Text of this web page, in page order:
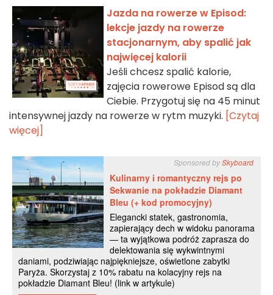
Jazda na rowerze w Episod:
lekcje jazdy na rowerze
stacjonarnym, aby spalić jak
najwięcej kalorii
Jeśli chcesz spalić kalorie,
zajęcia rowerowe Episod są dla
Ciebie. Przygotuj się na 45 minut
intensywnej jazdy na rowerze w rytm muzyki. [Czytaj
więcej]